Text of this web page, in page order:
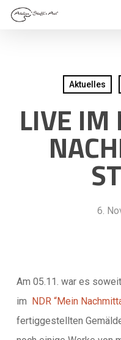
Skip
Aktuelles
LIVE IM
6.
Am 05.11. war es
im NDR “Mein
fertiggestellten